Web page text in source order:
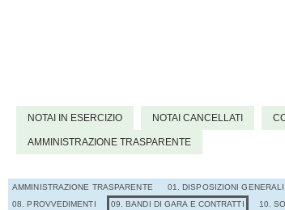
NOTAI IN ESERCIZIO NOTAI CANCELLATI
AMMINISTRAZIONE TRASPARENTE
AMMINISTRAZIONE TRASPARENTE 01. DISPOSIZIONI GENERALI
08. PROVVEDIMENTI
09. BANDI DI GARA E CONTRATTI 10.